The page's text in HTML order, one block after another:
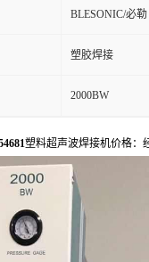
BLESONIC/必勒
塑胶焊接
2000BW
塑料超声波焊接机价格：